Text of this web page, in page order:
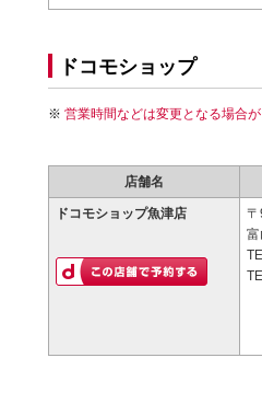
ドコモショップ
営業時間などは変更となる場合
店舗名
ドコモショップ魚津店